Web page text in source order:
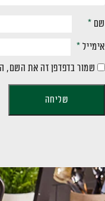
שם *
אימייל *
שמור בדפדפן זה את השם,